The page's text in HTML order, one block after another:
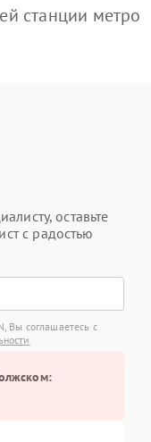
станции метро
оставьте
с радостью
Вы соглашаетесь с